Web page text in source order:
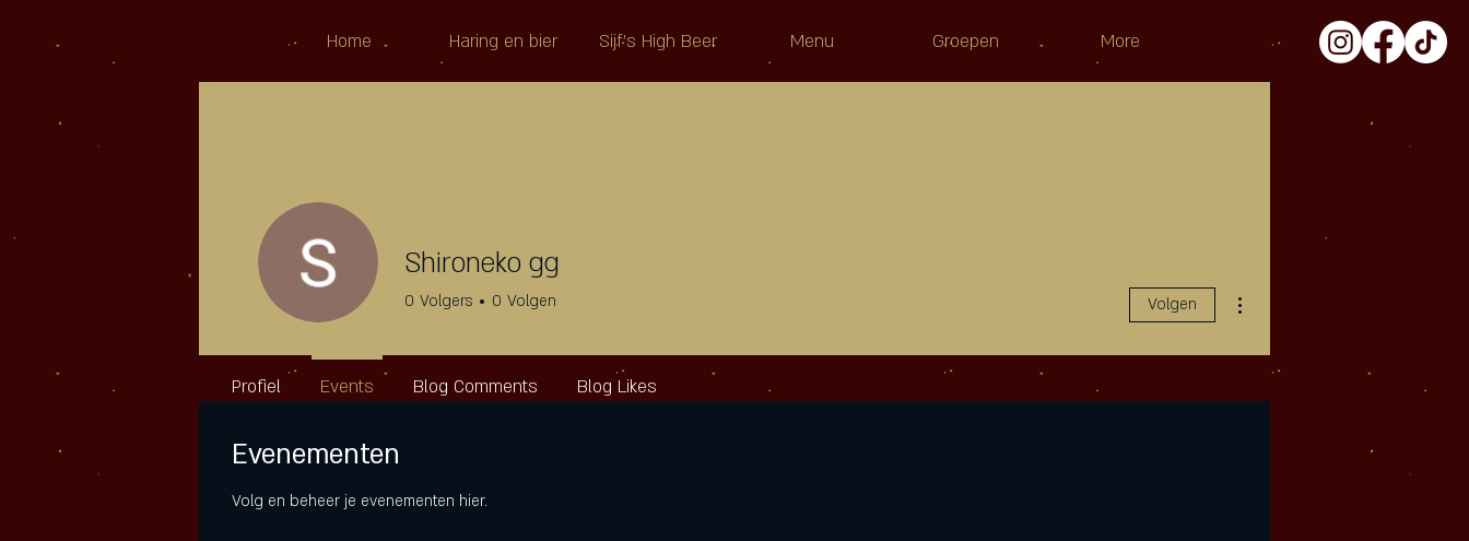
Home Haring en bier Sijf's High Beer Menu Groepen More
Evenementen
Volg en beheer je evenementen hier.
Shironeko gg
0 Volgers 0 Volgen Volgen
Profiel Events Blog Comments Blog Likes